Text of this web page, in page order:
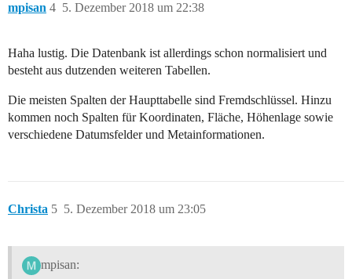
mpisan 5. Dezember 2018 um 22:38
4
Haha lustig. Die Datenbank ist allerdings schon normalisiert und
besteht aus dutzenden weiteren Tabellen.
Die meisten Spalten der Haupttabelle sind Fremdschlüssel. Hinzu
kommen noch Spalten für Koordinaten, Fläche, Höhenlage sowie
verschiedene Datumsfelder und Metainformationen.
Christa 5. Dezember 2018 um 23:05
5
mpisan: